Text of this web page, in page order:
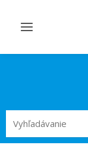
Prepnúť
Search